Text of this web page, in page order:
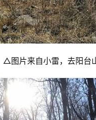
△图片来自小雷，去阳台